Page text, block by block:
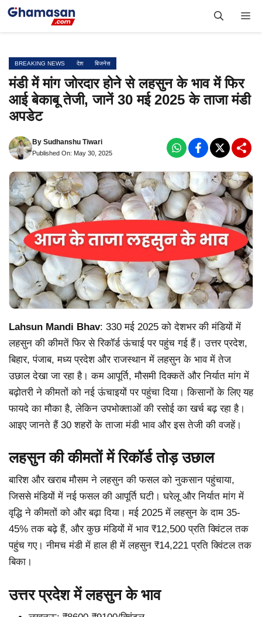
Skip
BREAKING NEWS देश बिजनेस
मंडी में मांग जोरदार होने से लहसुन के भाव में फिर
आई बेकाबू तेजी, जानें 30 मई 2025 के ताजा मंडी
अपडेट
By Sudhanshu Tiwari
Published On: May 30, 2025
Lahsun Mandi Bhav: 330 मई 2025 को देशभर की मंडियों में
लहसुन की कीमतें फिर से रिकॉर्ड ऊंचाई पर पहुंच गई हैं। उत्तर प्रदेश,
बिहार, पंजाब, मध्य प्रदेश और राजस्थान में लहसुन के भाव में तेज
उछाल देखा जा रहा है। कम आपूर्ति, मौसमी दिक्कतें और निर्यात मांग में
बढ़ोतरी ने कीमतों को नई ऊंचाइयों पर पहुंचा दिया। किसानों के लिए यह
फायदे का मौका है, लेकिन उपभोक्ताओं की रसोई का खर्च बढ़ रहा है।
आइए जानते हैं 30 शहरों के ताजा मंडी भाव और इस तेजी की वजहें।
लहसुन की कीमतों में रिकॉर्ड तोड़ उछाल
बारिश और खराब मौसम ने लहसुन की फसल को नुकसान पहुंचाया,
जिससे मंडियों में नई फसल की आपूर्ति घटी। घरेलू और निर्यात मांग में
वृद्धि ने कीमतों को और बढ़ा दिया। मई 2025 में लहसुन के दाम 35-
45% तक बढ़े हैं, और कुछ मंडियों में भाव ₹12,500 प्रति क्विंटल तक
पहुंच गए। नीमच मंडी में हाल ही में लहसुन ₹14,221 प्रति क्विंटल तक
बिका।
उत्तर प्रदेश में लहसुन के भाव